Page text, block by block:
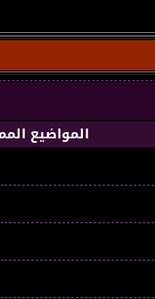
المواضيع